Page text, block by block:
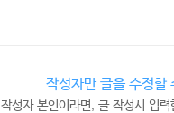
작성자만 글을 수정할
작성자 본인이라면, 글 작성시 입력